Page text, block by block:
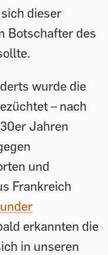
dieser
Botschafter des
wurde die
– nach
Jahren
und
Frankreich
erkannten die
in unseren